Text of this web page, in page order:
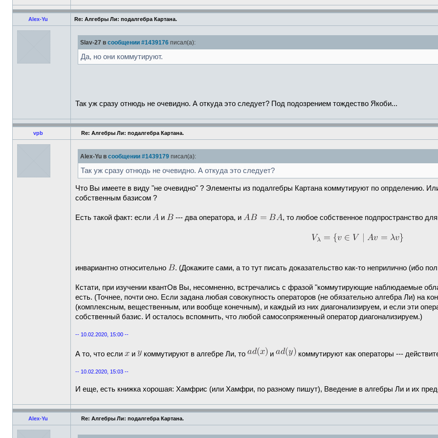
Alex-Yu Re: Алгебры Ли: подалгебра Картана.
Slav-27 в сообщении #1439176 писал(а):
Да, но они коммутируют.
Так уж сразу отнюдь не очевидно. А откуда это следует? Под подозрением тождество Якоби...
vpb Re: Алгебры Ли: подалгебра Картана.
Alex-Yu в сообщении #1439179 писал(а):
Так уж сразу отнюдь не очевидно. А откуда это следует?
Что Вы имеете в виду "не очевидно" ? Элементы из подалгебры Картана коммутируют по опрделению.
собственным базисом ?
Есть такой факт: если и --- два оператора, и , то любое собственное подпространство
инвариантно относительно . (Докажите сами, а то тут писать доказательство как-то неприлично (ибо
Кстати, при изучении квантОв Вы, несомненно, встречались с фразой "коммутирующие наблюдаемые
есть. (Точнее, почти оно. Если задана любая совокупность операторов (не обязательно алгебра Ли) на
(комплексным, вещественным, или вообще конечным), и каждый из них диагонализируем, и если эти
собственный базис. И осталось вспомнить, что любой самосопряженный оператор диагонализируем.)
-- 10.02.2020, 15:00 --
А то, что если и коммутируют в алгебре Ли, то и коммутируют как операторы ---
-- 10.02.2020, 15:03 --
И еще, есть книжка хорошая: Хамфрис (или Хамфри, по разному пишут), Введение в алгебры Ли и их
Alex-Yu Re: Алгебры Ли: подалгебра Картана.